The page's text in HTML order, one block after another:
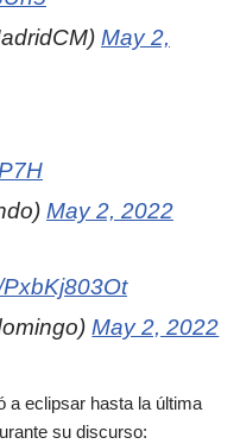
May 2,
May 2, 2022
May 2, 2022
a eclipsar hasta la última
su discurso: